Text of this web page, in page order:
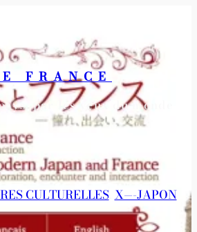
FRANCE
par les yeux du monde
CULTURELLES, X—-JAPON